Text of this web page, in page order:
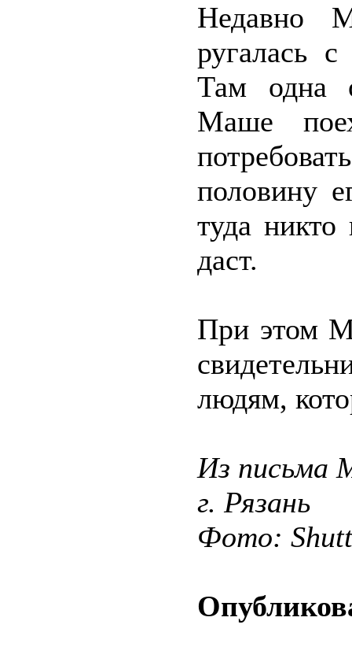
Недавно
ругалась
Там одна
Маше
половину
туда
даст.
При этом
людям,
Из письма
г. Рязань
Фото: